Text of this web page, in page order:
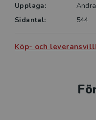
Upplaga:
Andra
Sidantal:
544
Köp- och